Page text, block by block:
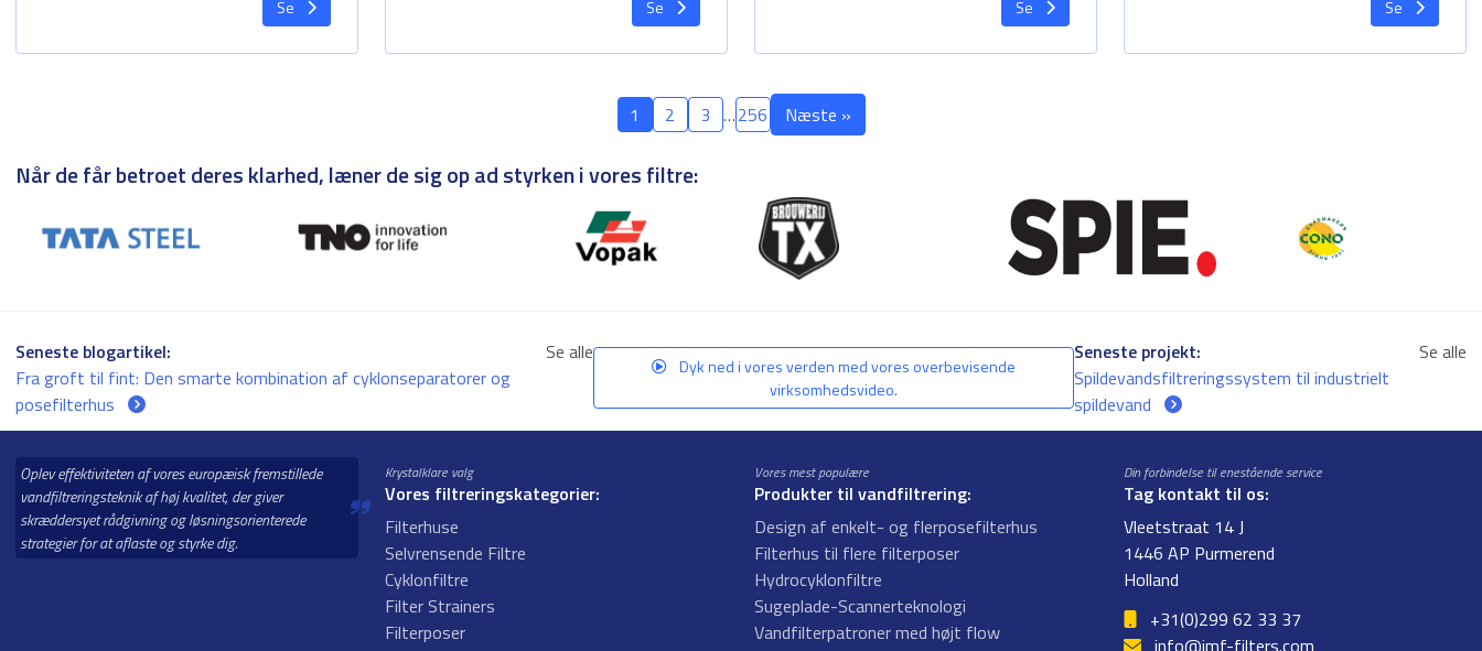
Se Se Se Se
1 2 3 …256 Næste »
Når de får betroet deres klarhed, læner de sig op ad styrken i vores filtre:
Seneste blogartikel:
Se alle
Fra groft til fint: Den smarte kombination af cyklonseparatorer og
posefilterhus
Dyk ned i vores verden med vores overbevisende
virksomhedsvideo.
Seneste projekt:
Se alle
Spildevandsfiltreringssystem til industrielt
spildevand
Oplev effektiviteten af vores europæisk fremstillede
vandfiltreringsteknik af høj kvalitet, der giver
skræddersyet rådgivning og løsningsorienterede
strategier for at aflaste og styrke dig.
Krystalklare valg
Vores filtreringskategorier:
Filterhuse
Selvrensende Filtre
Cyklonfiltre
Filter Strainers
Filterposer
Vores mest populære
Produkter til vandfiltrering:
Design af enkelt- og flerposefilterhus
Filterhus til flere filterposer
Hydrocyklonfiltre
Sugeplade-Scannerteknologi
Vandfilterpatroner med højt flow
Din forbindelse til enestående service
Tag kontakt til os:
Vleetstraat 14 J
1446 AP Purmerend
Holland
+31(0)299 62 33 37
info@jmf-filters.com